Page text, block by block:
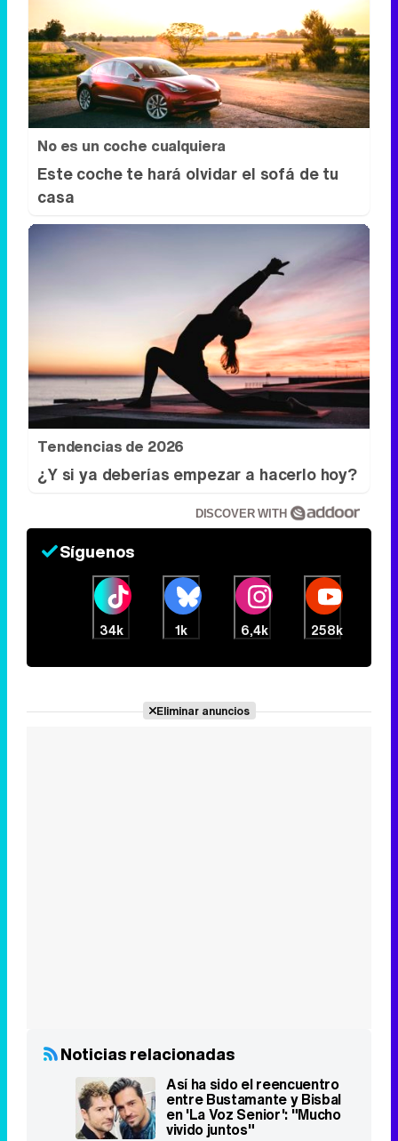
No es un coche cualquiera
Este coche te hará olvidar el sofá de tu
casa
Tendencias de 2026
¿Y si ya deberías empezar a hacerlo hoy?
DISCOVER WITH
Síguenos
34k 1k 6,4k 258k
Eliminar anuncios
Noticias relacionadas
Así ha sido el reencuentro
entre Bustamante y Bisbal
en 'La Voz Senior': "Mucho
vivido juntos"